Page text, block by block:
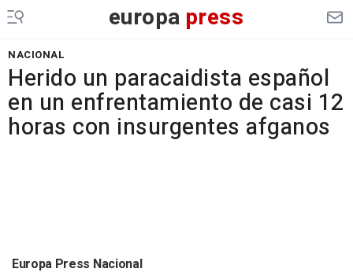
europa press
NACIONAL
Herido un paracaidista español
en un enfrentamiento de casi 12
horas con insurgentes afganos
Europa Press Nacional